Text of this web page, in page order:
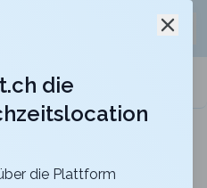
Feier mit einer herrlich
die
die Plattform